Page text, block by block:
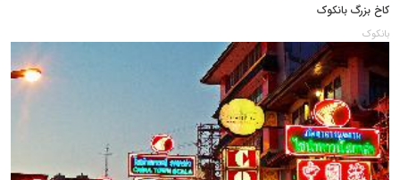
کاخ بزرگ بانکوک
بانکوک